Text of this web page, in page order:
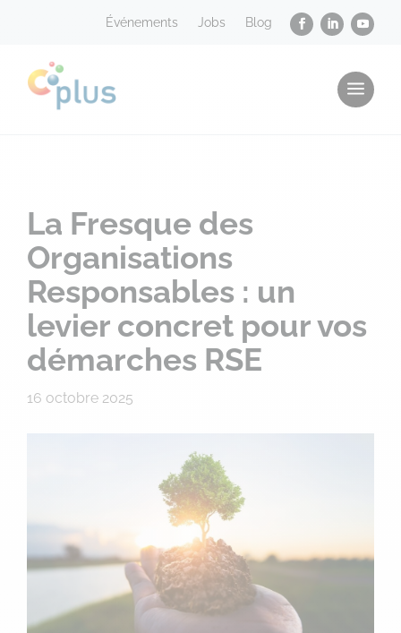
Événements Jobs Blog
a
La Fresque des
Organisations
Responsables : un
levier concret pour vos
démarches RSE
16 octobre 2025